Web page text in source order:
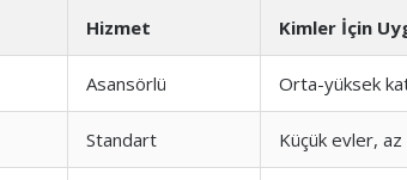
Hizmet Kimler İçin
Asansörlü Orta-yüksek
Standart Küçük evler, az